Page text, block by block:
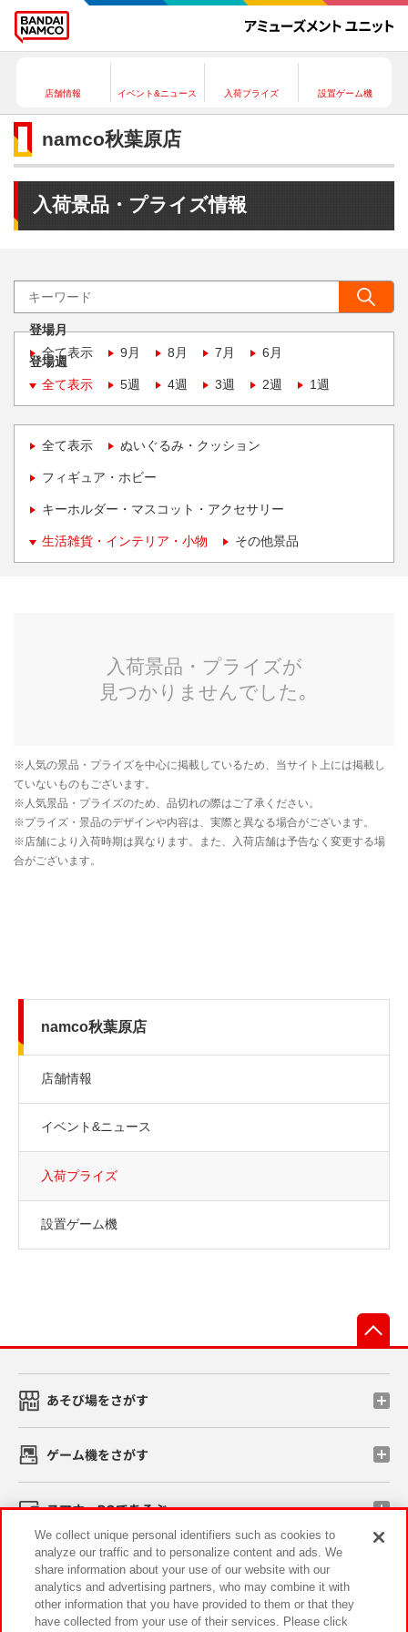
店舗情報 イベント&ニュース 入荷プライズ 設置ゲーム機
namco秋葉原店
入荷景品・プライズ情報
登場月
全て表示
9月 8月 7月 6月
登場週
全て表示
5週 4週 3週 2週 1週
全て表示 ぬいぐるみ・クッション
フィギュア・ホビー
キーホルダー・マスコット・アクセサリー
生活雑貨・インテリア・小物 その他景品
namco秋葉原店
店舗情報
イベント&ニュース
入荷プライズ
設置ゲーム機
あそび場をさがす
ゲーム機をさがす
スマホ・PCであそぶ
イベント・キャンペーン
We collect unique personal identifiers such as cookies to
analyze our traffic and to personalize content and ads. We
share information about your use of our website with our
analytics and advertising partners, who may combine it with
other information that you have provided to them or that they
have collected from your use of their services. Please click